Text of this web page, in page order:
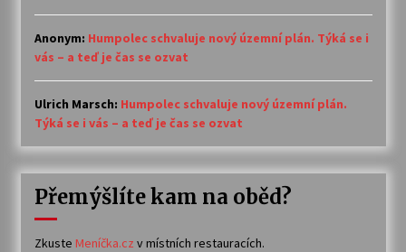
Anonym: Humpolec schvaluje nový územní plán. Týká se i
vás – a teď je čas se ozvat
Ulrich Marsch: Humpolec schvaluje nový územní plán.
Týká se i vás – a teď je čas se ozvat
Přemýšlíte kam na oběd?
Zkuste Meníčka.cz v místních restauracích.